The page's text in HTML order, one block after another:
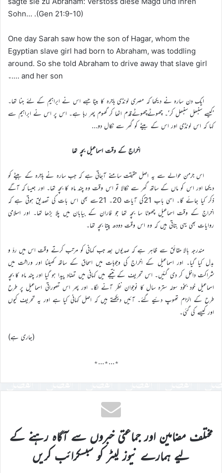
Sohn… .(Gen 21:9-10)
One day Sarah saw how the son of Hagar, whom the
Egyptian slave girl had born to Abraham, was toddling
around. So she told Abraham to drive away that slave girl
and her son ….۔
ایک دن سارہ نے دیکھا کہ مصری لونڈی ہاجرہ کا بیٹا جسے اس نے ابراہیم کے لئے جنا تھا۔
’کیسے سنبھل سنبھل کر‘۔ چھوٹےچھوٹےقدم اٹھا کر گھوم پھر رہا ہے۔ اس پر اس نے ابراہیم سے
کہا کہ اس لونڈی اور اس کے بیٹے کو گھر سے نکال دو…
اخراج کے وقت اسماعیل بچہ تھا
اس جرمن حوالے سے یہ اصل حقیقت سامنے آجاتی ہے کہ جب سارہ نے ہاجرہ کے بیٹے کو
دیکھا اور اس کو ماں کے ساتھ گھر سے نکالا تو اس وقت وہ چند ماہ کا بچہ تھا۔ اور جیسا کہ آگے
ذکر کیا جائے گا۔ اسی باب 21کی آیات 20۔ 21سے بھی اس بات کی تصدیق ہوتی ہے کہ
اخراج کے وقت اسماعیل چھوٹا سا بچہ تھا جو فاران کے بیابان میں پلا بڑھا تھا۔ اور اسلامی
روایات بھی یہی بتاتی ہیں کہ وہ اس وقت دودھ پیتا بچہ تھا۔
مندرجہ بالا حقائق سے ظاہر ہے کہ صدیوں بعد جب کہانی کو مرتب کرتے وقت اس میں ردّ و
بدل کیا گیا۔ اور اسماعیل کے اخراج کی وجوہات میں اسحاق کے ساتھ کھیلنا اور وراثت میں
شراکت داخل کر دی گئیں۔ اس تحریف کے نتیجے میں کہانی میں تضاد پیدا ہو گیا اور چند ماہ کا بچہ
اسماعیل خود بخود سولہ سترہ سال کا نوجوان نظر آنے لگا۔ اور پھر اس تصوراتی اسماعیل پر طرح
طرح کے الزام تھوپ دئیے گئے۔ آئیں دیکھتے ہیں کہ اصل کہانی کیا ہے اور یہ تحریف کیوں
اور کیسے کی گئی۔
(جاری ہے)
٭…٭…٭
مختلف مضامین اور جماعتی خبروں سے آگاہ رہنے کے
لیے ہمارے نیوز لیٹر کو سبسکرائب کریں